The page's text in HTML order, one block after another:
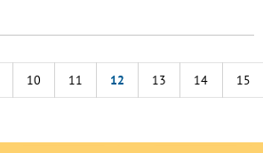
10 11 12 13 14 15